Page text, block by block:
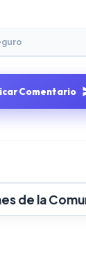
Comentario
de la